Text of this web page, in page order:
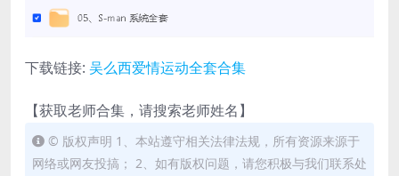
下载链接: 吴么西爱情运动全套合集
【获取老师合集，请搜索老师姓名】
© 版权声明 1、本站遵守相关法律法规，所有资源来源于
网络或网友投搞； 2、如有版权问题，请您积极与我们联系处